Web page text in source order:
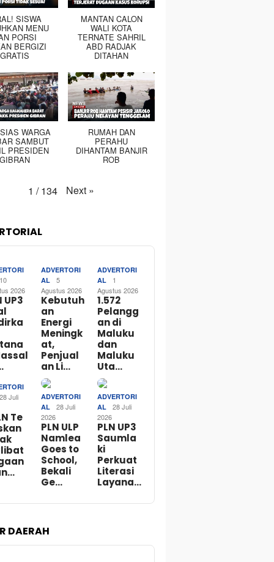
SISWA
MENU
PORSI
BERGIZI
GRATIS
MANTAN CALON
WALI KOTA
TERNATE SAHRIL
ABD RADJAK
DITAHAN
WARGA
SAMBUT
PRESIDEN
GIBRAN
RUMAH DAN
PERAHU
DIHANTAM BANJIR
ROB
1 / 134 Next »
10
2026
UP3
ADVERTORI
AL
5
Agustus 2026
Kebutuh
an
Energi
Meningk
at,
Penjual
an Li…
ADVERTORI
AL
1
Agustus 2026
1.572
Pelangg
an di
Maluku
dan
Maluku
Uta…
28 Juli
Te
ADVERTORI
AL
28 Juli
2026
PLN ULP
Namlea
Goes to
School,
Bekali
Ge…
ADVERTORI
AL
28 Juli
2026
PLN UP3
Saumla
ki
Perkuat
Literasi
Layana…
DAERAH